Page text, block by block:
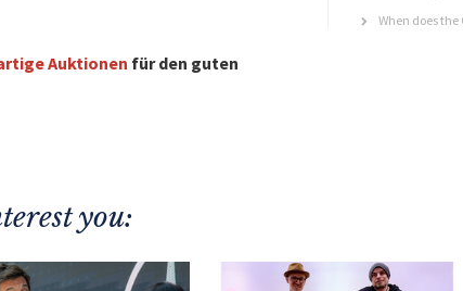
Auktionen für den guten
When does
you: